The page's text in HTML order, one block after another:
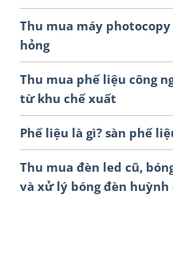
Thu mua máy photocopy
hỏng
Thu mua phế liệu công
từ khu chế xuất
Phế liệu là gì? sàn phế
Thu mua đèn led cũ,
và xử lý bóng đèn huỳnh